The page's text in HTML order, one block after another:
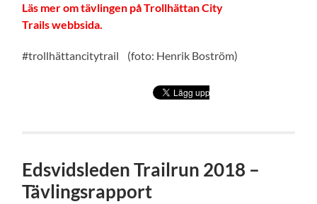
Läs mer om tävlingen på Trollhättan City
Trails webbsida.
#trollhättancitytrail (foto: Henrik Boström)
Edsvidsleden Trailrun 2018 –
Tävlingsrapport